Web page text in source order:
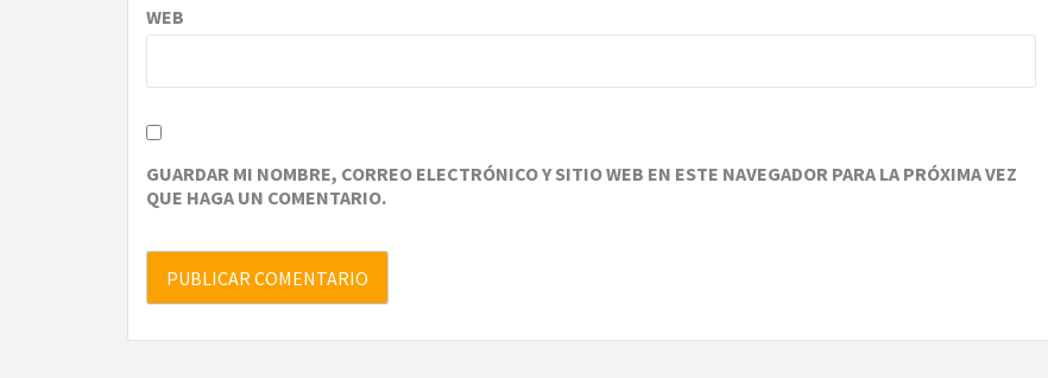
WEB
GUARDAR MI NOMBRE, CORREO ELECTRÓNICO Y SITIO WEB EN ESTE NAVEGADOR PARA LA PRÓXIMA VEZ
QUE HAGA UN COMENTARIO.